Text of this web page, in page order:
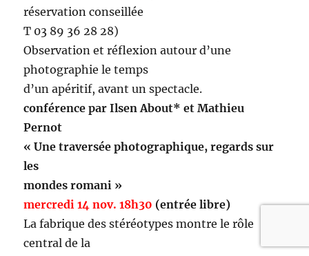
réservation conseillée
T 03 89 36 28 28)
Observation et réflexion autour d’une
photographie le temps
d’un apéritif, avant un spectacle.
conférence par Ilsen About* et Mathieu
Pernot
« Une traversée photographique, regards sur
les
mondes romani »
mercredi 14 nov. 18h30 (entrée libre)
La fabrique des stéréotypes montre le rôle
central de la